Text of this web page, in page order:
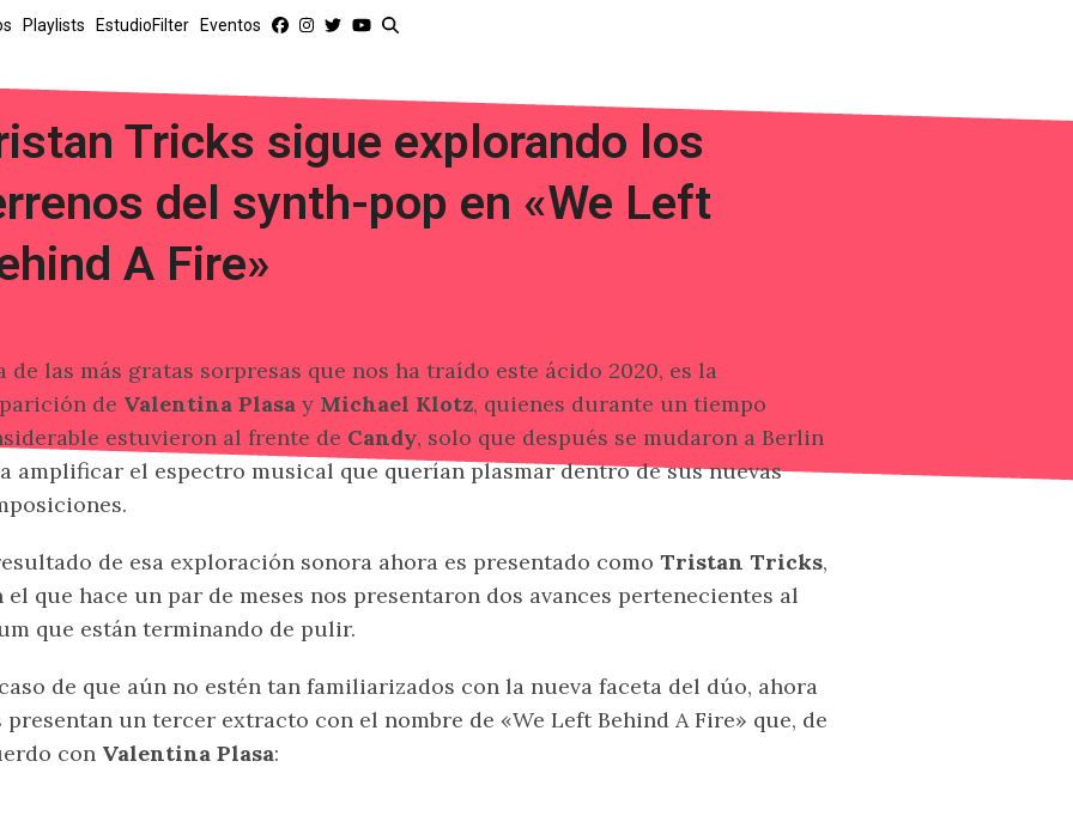
Playlists EstudioFilter Eventos
Tricks sigue explorando los
del synth-pop en «We Left
A Fire»
de las más gratas sorpresas que nos ha traído este ácido 2020, es la
de Valentina Plasa y Michael Klotz, quienes durante un tiempo
estuvieron al frente de Candy, solo que después se mudaron a Berlin
amplificar el espectro musical que querían plasmar dentro de sus nuevas
de esa exploración sonora ahora es presentado como Tristan Tricks,
el que hace un par de meses nos presentaron dos avances pertenecientes al
que están terminando de pulir.
de que aún no estén tan familiarizados con la nueva faceta del dúo, ahora
presentan un tercer extracto con el nombre de «We Left Behind A Fire» que, de
con Valentina Plasa: